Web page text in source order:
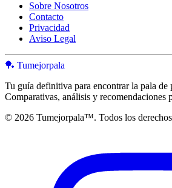
Sobre Nosotros
Contacto
Privacidad
Aviso Legal
🏓 Tumejorpala
Tu guía definitiva para encontrar la pala de
Comparativas, análisis y recomendaciones
© 2026 Tumejorpala™. Todos los derechos